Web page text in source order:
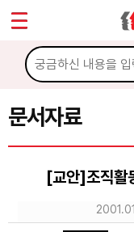
문서자료
[교안]조직활
마이페이지
소개
소식